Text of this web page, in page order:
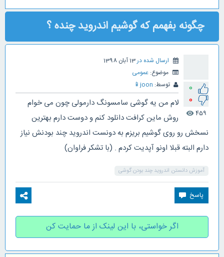
چگونه بفهمم که گوشیم اندروید چنده ؟
0
0
459
visibility
ارسال شده در13 آبان 1398
موضوع: عمومی
توسط: joon
📱
لام من یه گوشی سامسونگ دارمولی چون می خوام
روش ماین کرافت دانلود کنم و دوست دارم بهترین
نسخش رو روی گوشیم بریزم به دونست اندروید چند بودنش نیاز
دارم البته قبلا اونو آپدیت کردم . (با تشکر فراوان)
آموزش دانستن اندروید چند بودن گوشی
اگر خواستی، با این لینک از ما حمایت کن